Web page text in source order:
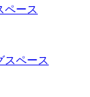
ペース
スペース